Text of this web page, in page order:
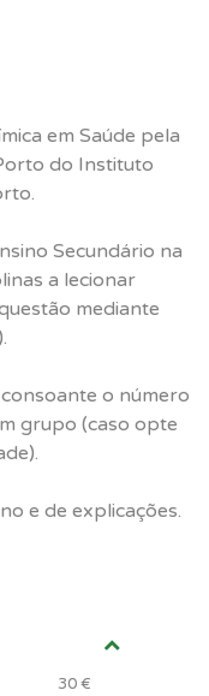
em Saúde pela
do Instituto
Secundário na
a lecionar
mediante
o número
grupo (caso opte
e de explicações.
30 €